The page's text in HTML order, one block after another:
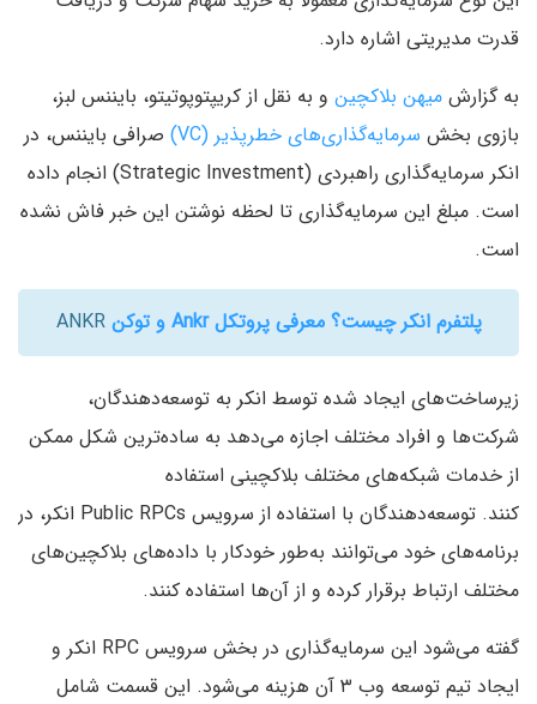
قدرت مدیریتی اشاره دارد.
به گزارش میهن بلاکچین و به نقل از کریپتوپوتیتو، بایننس لبز،
بازوی بخش سرمایه‌گذاری‌های خطرپذیر (VC)
صرافی بایننس، در
انکر سرمایه‌گذاری راهبردی (Strategic Investment) انجام داده
است. مبلغ این سرمایه‌گذاری تا لحظه نوشتن این خبر فاش نشده
است.
پلتفرم انکر چیست؟ معرفی پروتکل Ankr و توکن ANKR
زیرساخت‌های ایجاد شده توسط انکر به توسعه‌دهندگان،
شرکت‌ها و افراد مختلف اجازه می‌دهد به ساده‌ترین شکل ممکن
از خدمات شبکه‌های مختلف بلاکچینی استفاده
کنند. توسعه‌دهندگان با استفاده از سرویس Public RPCs انکر، در
برنامه‌های خود می‌توانند به‌طور خودکار با داده‌های بلاکچین‌های
مختلف ارتباط برقرار کرده و از آن‌ها استفاده کنند.
گفته می‌شود این سرمایه‌گذاری در بخش سرویس RPC انکر و
ایجاد تیم توسعه وب ۳ آن هزینه می‌شود. این قسمت شامل